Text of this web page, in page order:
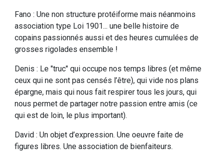
Fano : Une non structure protéiforme mais néanmoins
association type Loi 1901... une belle histoire de
copains passionnés aussi et des heures cumulées de
grosses rigolades ensemble !
Denis : Le "truc" qui occupe nos temps libres (et même
ceux qui ne sont pas censés l’être), qui vide nos plans
épargne, mais qui nous fait respirer tous les jours, qui
nous permet de partager notre passion entre amis (ce
qui est de loin, le plus important).
David : Un objet d’expression. Une oeuvre faite de
figures libres. Une association de bienfaiteurs.